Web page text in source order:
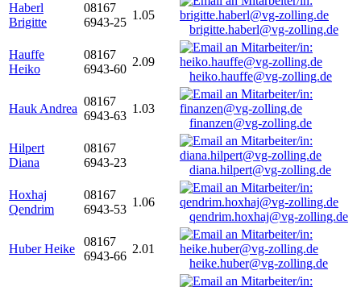
Haberl
Brigitte
08167
6943-25
1.05
brigitte.haberl@vg-zolling.de
Hauffe
Heiko
08167
6943-60
2.09
heiko.hauffe@vg-zolling.de
Hauk Andrea
08167
6943-63
1.03
finanzen@vg-zolling.de
Hilpert
Diana
08167
6943-23
diana.hilpert@vg-zolling.de
Hoxhaj
Qendrim
08167
6943-53
1.06
qendrim.hoxhaj@vg-zolling.de
Huber Heike
08167
6943-66
2.01
heike.huber@vg-zolling.de